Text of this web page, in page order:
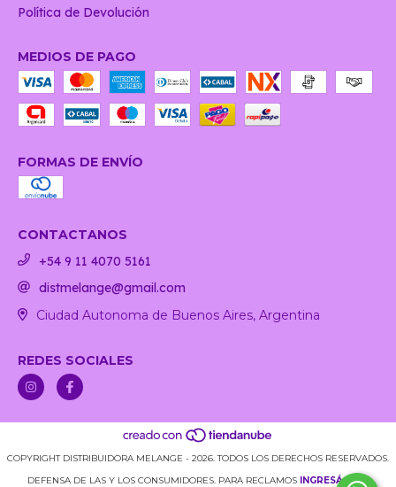
Política de Devolución
MEDIOS DE PAGO
FORMAS DE ENVÍO
CONTACTANOS
+54 9 11 4070 5161
distmelange@gmail.com
Ciudad Autonoma de Buenos Aires, Argentina
REDES SOCIALES
COPYRIGHT DISTRIBUIDORA MELANGE - 2026. TODOS LOS DERECHOS RESERVADOS.
DEFENSA DE LAS Y LOS CONSUMIDORES. PARA RECLAMOS
INGRESÁ ACÁ.